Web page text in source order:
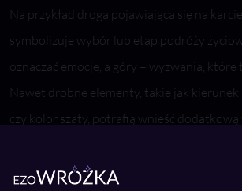
Na przykład droga pojawiająca się na
symbolizuje wybór lub etap podróży
oznaczać emocje, a góry – wyzwania, które
Nawet drobne elementy, takie jak
czy kolor szaty, potrafią wnieść